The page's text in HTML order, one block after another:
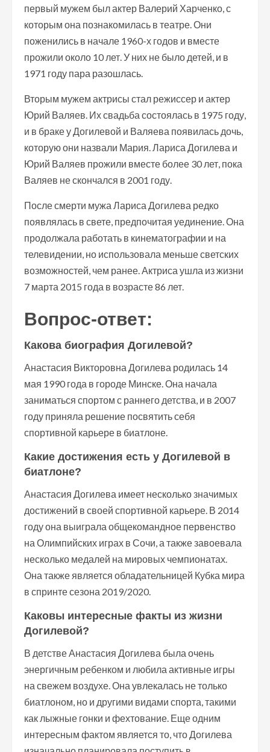
первый мужем был актер Валерий Харченко, с
которым она познакомилась в театре. Они
поженились в начале 1960-х годов и вместе
прожили около 10 лет. У них не было детей, и в
1971 году пара разошлась.
Вторым мужем актрисы стал режиссер и актер
Юрий Валяев. Их свадьба состоялась в 1975 году,
и в браке у Догилевой и Валяева появилась дочь,
которую они назвали Мария. Лариса Догилева и
Юрий Валяев прожили вместе более 30 лет, пока
Валяев не скончался в 2001 году.
После смерти мужа Лариса Догилева редко
появлялась в свете, предпочитая уединение. Она
продолжала работать в кинематографии и на
телевидении, но использовала меньше светских
возможностей, чем ранее. Актриса ушла из жизни
7 марта 2015 года в возрасте 86 лет.
Вопрос-ответ:
Какова биография Догилевой?
Анастасия Викторовна Догилева родилась 14
мая 1990 года в городе Минске. Она начала
заниматься спортом с раннего детства, и в 2007
году приняла решение посвятить себя
спортивной карьере в биатлоне.
Какие достижения есть у Догилевой в
биатлоне?
Анастасия Догилева имеет несколько значимых
достижений в своей спортивной карьере. В 2014
году она выиграла общекомандное первенство
на Олимпийских играх в Сочи, а также завоевала
несколько медалей на мировых чемпионатах.
Она также является обладательницей Кубка мира
в спринте сезона 2019/2020.
Каковы интересные факты из жизни
Догилевой?
В детстве Анастасия Догилева была очень
энергичным ребенком и любила активные игры
на свежем воздухе. Она увлекалась не только
биатлоном, но и другими видами спорта, такими
как лыжные гонки и фехтование. Еще одним
интересным фактом является то, что Догилева